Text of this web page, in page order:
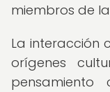
miembros de
La interacción
orígenes